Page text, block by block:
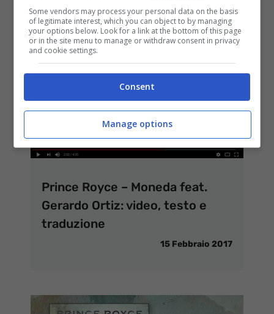
Prince Royce – Moneda feat.
Gerardo Ortiz: video, testo e
traduzione
15 Febbraio 2017
Some vendors may process your personal data on the basis
of legitimate interest, which you can object to by managing
your options below. Look for a link at the bottom of this page
or in the site menu to manage or withdraw consent in privacy
and cookie settings.
Consent
Manage options